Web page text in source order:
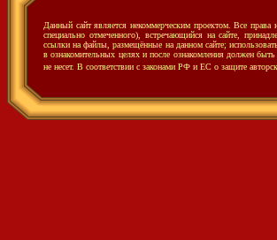
Данный сайт является некоммерческим проектом. Все
специально отмеченного), встречающийся на сайте,
ссылки на файлы, размещённые на данном сайте;
в ознакомительных целях и после ознакомления должен быть
не несет. В соответствии с законами РФ и ЕС о защите